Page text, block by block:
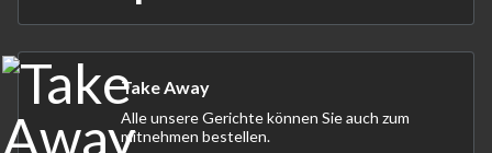
Take Away
Alle unsere Gerichte können Sie auch zum
mitnehmen bestellen.